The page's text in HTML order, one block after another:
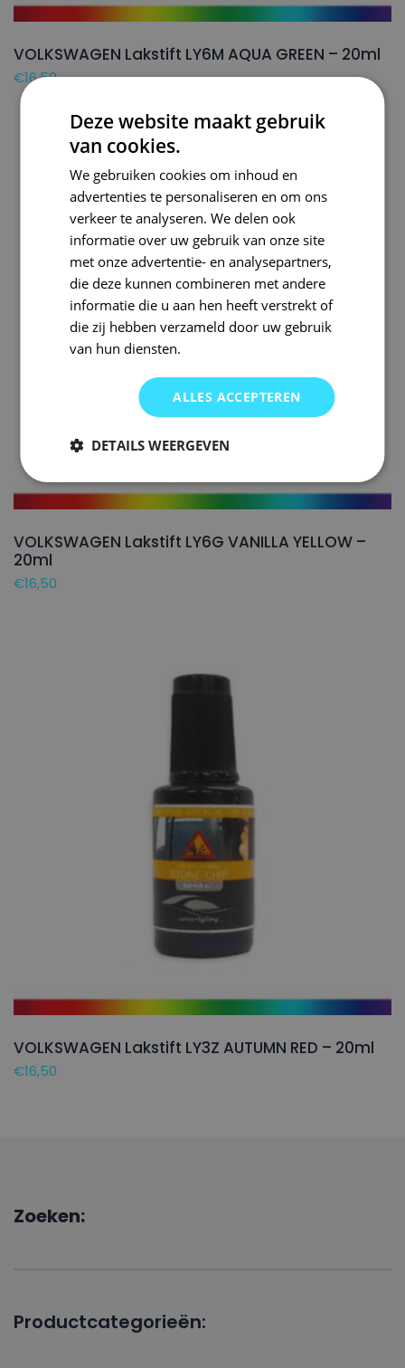
VOLKSWAGEN Lakstift LY6M AQUA GREEN – 20ml
€16,50
VOLKSWAGEN Lakstift LY6G VANILLA YELLOW –
20ml
€16,50
VOLKSWAGEN Lakstift LY3Z AUTUMN RED – 20ml
€16,50
Zoeken:
Productcategorieën:
Deze website maakt gebruik
van cookies.
We gebruiken cookies om inhoud en
advertenties te personaliseren en om ons
verkeer te analyseren. We delen ook
informatie over uw gebruik van onze site
met onze advertentie- en analysepartners,
die deze kunnen combineren met andere
informatie die u aan hen heeft verstrekt of
die zij hebben verzameld door uw gebruik
van hun diensten.
ALLES ACCEPTEREN
DETAILS WEERGEVEN